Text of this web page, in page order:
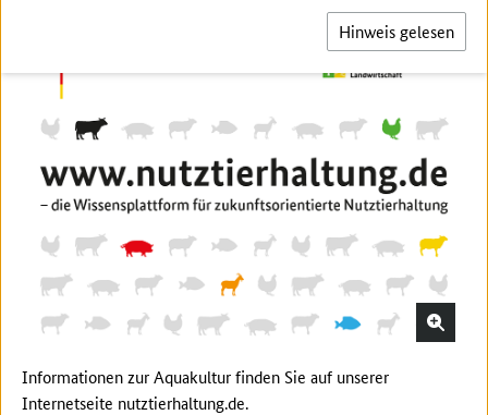
Informationen zur Aquakultur finden Sie auf unserer
Internetseite nutztierhaltung.de.
Hinweis gelesen